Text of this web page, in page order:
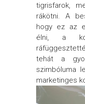
tigrisfarok,
rákötni. A
hogy ez az
élni, a
tehát a
szimbóluma
marketinges